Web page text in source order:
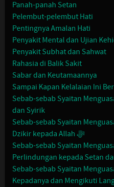
Panah-panah Setan
Pelembut-pelembut Hati
Pentingnya Amalan Hati
Penyakit Mental dan Ujian
Penyakit Subhat dan Sahwat
Rahasia di Balik Sakit
Sabar dan Keutamaannya
Sampai Kapan Kelalaian Ini
Sebab-sebab Syaitan
dan Syirik
Sebab-sebab Syaitan
Dzikir kepada Allah ﷻ
Sebab-sebab Syaitan
Perlindungan kepada Setan
Sebab-sebab Syaitan
Kepadanya dan Mengikuti